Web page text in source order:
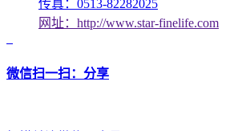
传真：0513-82282025
网址：http://www.star-finelife.com
微信扫一扫：分享